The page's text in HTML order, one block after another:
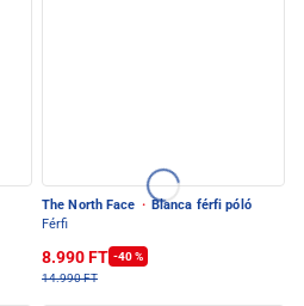
The North Face · Blanca férfi póló
Férfi
8.990 FT -40 %
14.990 FT